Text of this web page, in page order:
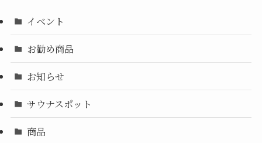
イベント
お勧め商品
お知らせ
サウナスポット
商品